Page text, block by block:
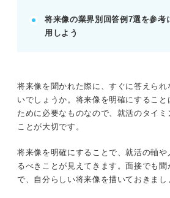
貢献したい」。
長期的な意味での「就活の成
明確にすることが重要
そもそも「将来像」とは？ ま
られる意味をチェックしよう
なぜ重要なの？ 将来像を描く
かせる理由
将来像を描かないままだとど
にせずに就活を進めるリスク
将来像の業界別回答例7選を参考
用しよう
将来像を聞かれた際に、すぐに答えら
いでしょうか。将来像を明確にするこ
ために必要なものなので、就活のタイミ
ことが大切です。
将来像を明確にすることで、就活の軸
るべきことが見えてきます。面接でも
で、自分らしい将来像を描いておきまし